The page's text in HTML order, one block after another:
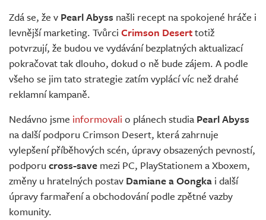
Živě
Zdá se, že v Pearl Abyss našli recept na spokojené hráče i
levnější marketing. Tvůrci Crimson Deserttotiž
potvrzují, že budou ve vydávání bezplatných aktualizací
pokračovat tak dlouho, dokud o ně bude zájem. A podle
všeho se jim tato strategie zatím vyplácí víc než drahé
reklamní kampaně.
Nedávno jsme informovali o plánech studia Pearl Abyss
na další podporu Crimson Desert, která zahrnuje
vylepšení příběhových scén, úpravy obsazených pevností,
podporu cross-save mezi PC, PlayStationem a Xboxem,
změny u hratelných postav Damiane a Oongka i další
úpravy farmaření a obchodování podle zpětné vazby
komunity.